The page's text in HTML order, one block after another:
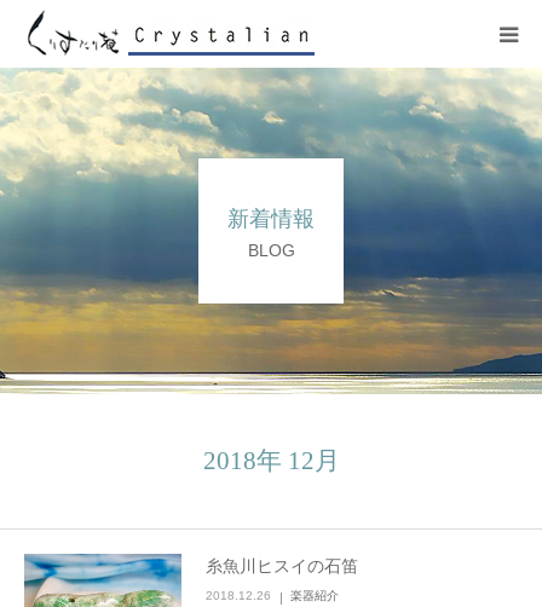
新着情報
BLOG
2018年 12月
糸魚川ヒスイの石笛
2018.12.26 楽器紹介
ヒーリング
ワークショップ
プロフィール
コンサート